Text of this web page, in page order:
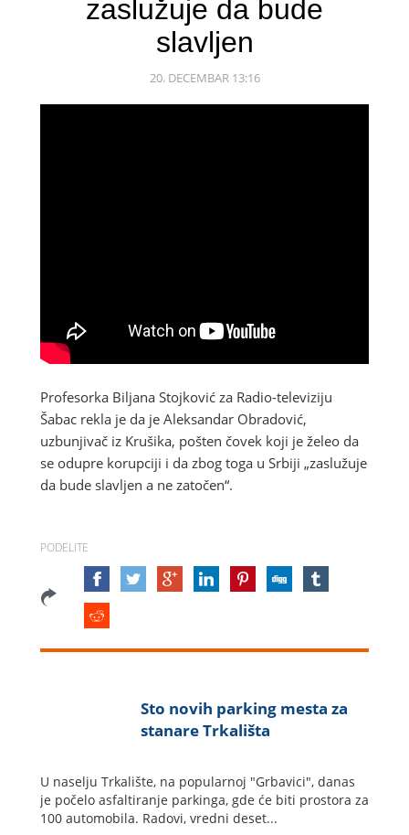
zaslužuje da bude
slavljen
20. DECEMBAR 13:16
Profesorka Biljana Stojković za Radio-televiziju
Šabac rekla je da je Aleksandar Obradović,
uzbunjivač iz Krušika, pošten čovek koji je želeo da
se odupre korupciji i da zbog toga u Srbiji „zaslužuje
da bude slavljen a ne zatočen“.
PODELITE
Sto novih parking mesta za
stanare Trkališta
U naselju Trkalište, na popularnoj "Grbavici", danas
je počelo asfaltiranje parkinga, gde će biti prostora za
100 automobila. Radovi, vredni deset...